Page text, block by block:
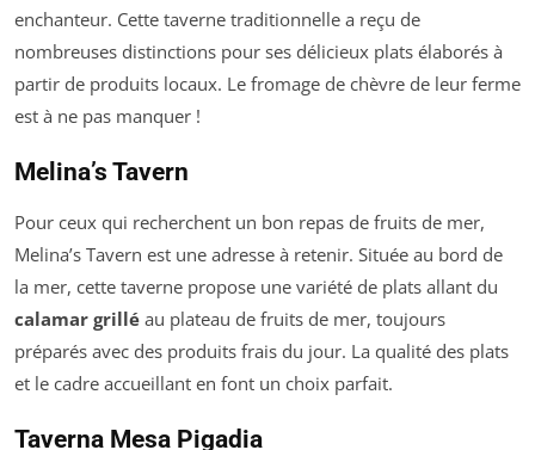
enchanteur. Cette taverne traditionnelle a reçu de
nombreuses distinctions pour ses délicieux plats élaborés à
partir de produits locaux. Le fromage de chèvre de leur ferme
est à ne pas manquer !
Melina’s Tavern
Pour ceux qui recherchent un bon repas de fruits de mer,
Melina’s Tavern est une adresse à retenir. Située au bord de
la mer, cette taverne propose une variété de plats allant du
calamar grillé au plateau de fruits de mer, toujours
préparés avec des produits frais du jour. La qualité des plats
et le cadre accueillant en font un choix parfait.
Taverna Mesa Pigadia